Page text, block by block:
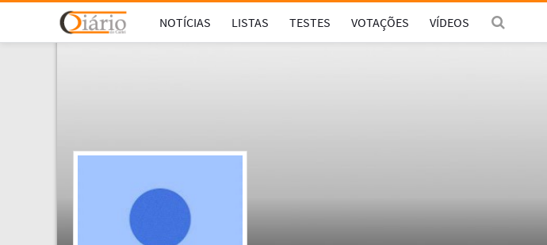
NOTÍCIAS LISTAS TESTES VOTAÇÕES VÍDEOS